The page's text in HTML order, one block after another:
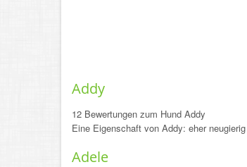
Addy
12 Bewertungen zum Hund Addy
Eine Eigenschaft von Addy: eher neugierig
Adele